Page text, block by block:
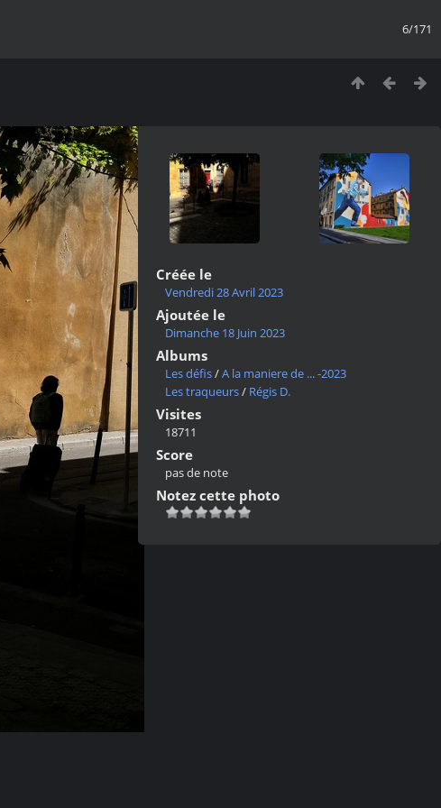
6/171
Créée le
Vendredi 28 Avril 2023
Ajoutée le
Dimanche 18 Juin 2023
Albums
Les défis/A la maniere de ... -2023
Les traqueurs/ Régis D.
Visites
18711
Score
pas de note
Notez cette photo